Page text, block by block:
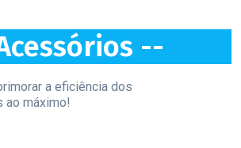
--
a eficiência dos
ao máximo!